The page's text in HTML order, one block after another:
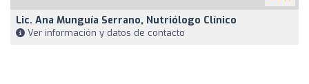
Lic. Ana Munguía Serrano, Nutriólogo Clínico
Ver información y datos de contacto